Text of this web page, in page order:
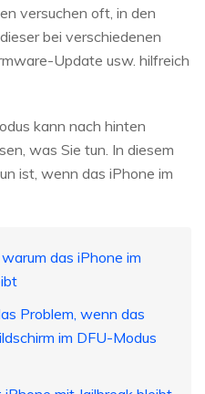
versuchen oft, in den
bei verschiedenen
Update usw. hilfreich
kann nach hinten
was Sie tun. In diesem
ist, wenn das iPhone im
das iPhone im
Problem, wenn das
im DFU-Modus